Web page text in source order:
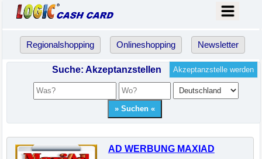
Regionalshopping Onlineshopping Newsletter
Akzeptanzstelle werden
Suche: Akzeptanzstellen
AD WERBUNG MAXIAD